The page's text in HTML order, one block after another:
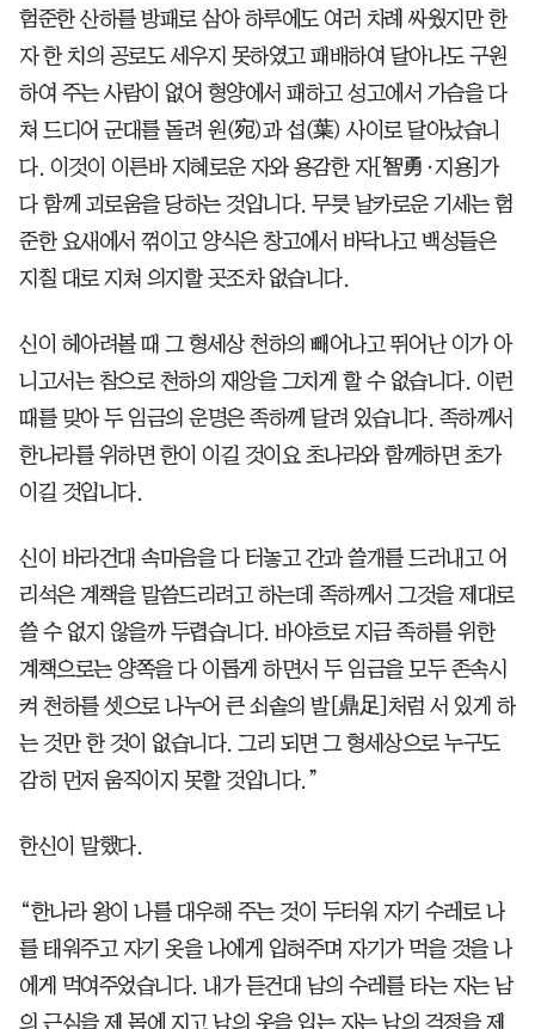
험준한 산하를 방패로 삼아 하루에도 여러 차례 싸웠지만 한
자 한 치의 공로도 세우지 못하였고 패배하여 달아나도 구원
하여 주는 사람이 없어 형양에서 패하고 성고에서 가슴을 다
쳐 드디어 군대를 돌려 원(宛)과 섭(葉) 사이로 달아났습니
다. 이것이 이른바 지혜로운 자와 용감한 자[智勇·지용]가
다 함께 괴로움을 당하는 것입니다. 무릇 날카로운 기세는 험
준한 요새에서 꺾이고 양식은 창고에서 바닥나고 백성들은
지칠 대로 지쳐 의지할 곳조차 없습니다.
신이 헤아려볼 때 그 형세상 천하의 빼어나고 뛰어난 이가 아
니고서는 참으로 천하의 재앙을 그치게 할 수 없습니다. 이런
때를 맞아 두 임금의 운명은 족하께 달려 있습니다. 족하께서
한나라를 위하면 한이 이길 것이요 초나라와 함께하면 초가
이길 것입니다.
신이 바라건대 속마음을 다 터놓고 간과 쓸개를 드러내고 어
리석은 계책을 말씀드리려고 하는데 족하께서 그것을 제대로
쓸 수 없지 않을까 두렵습니다. 바야흐로 지금 족하를 위한
계책으로는 양쪽을 다 이롭게 하면서 두 임금을 모두 존속시
켜 천하를 셋으로 나누어 큰 쇠솥의 발[鼎足]처럼 서 있게 하
는 것만 한 것이 없습니다. 그리 되면 그 형세상으로 누구도
감히 먼저 움직이지 못할 것입니다.”
한신이 말했다.
“한나라 왕이 나를 대우해 주는 것이 두터워 자기 수레로 나
를 태워주고 자기 옷을 나에게 입혀주며 자기가 먹을 것을 나
에게 먹여주었습니다. 내가 듣건대 남의 수레를 타는 자는 남
의 근심을 제 몸에 지고 남의 옷을 입는 자는 남의 걱정을 제